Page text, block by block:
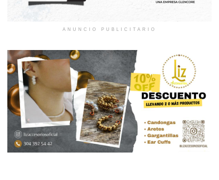
ANUNCIO PUBLICITARIO